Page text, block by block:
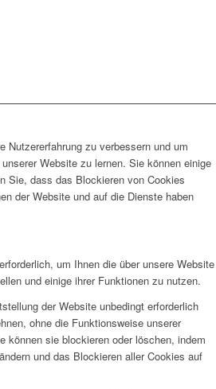
Nutzererfahrung zu verbessern und um
Website zu lernen. Sie können einige
Sie, dass das Blockieren von Cookies
der Website und auf die Dienste haben
um Ihnen die über unsere Website
und einige ihrer Funktionen zu nutzen.
der Website unbedingt erforderlich
ohne die Funktionsweise unserer
können sie blockieren oder löschen, indem
und das Blockieren aller Cookies auf